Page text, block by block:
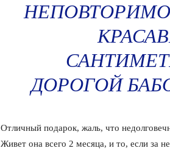
ДОРОГОЙ
Отличный подарок, жаль, что
Живет она всего 2 месяца, и то, если за